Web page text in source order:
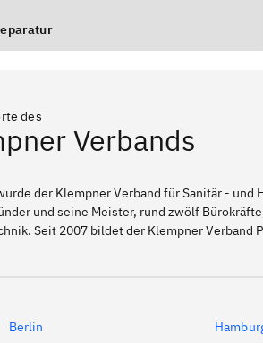
des
Verbands
der Klempner Verband für Sanitär -
und seine Meister, rund zwölf
Seit 2007 bildet der Klempner Verband
Berlin